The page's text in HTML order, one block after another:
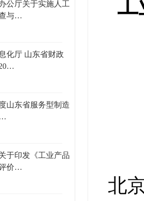
公厅关于实施人工
与…
化厅 山东省财政
山东省服务型制造
…
于印发《工业产品
价…
工
北